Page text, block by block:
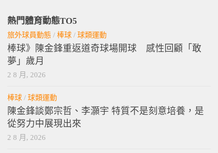
熱門體育動態TO5
旅外球員動態 / 棒球 / 球類運動
棒球》陳金鋒重返道奇球場開球 感性回顧「敢
夢」歲月
2 8 月, 2026
棒球 / 球類運動
陳金鋒談鄭宗哲、李灝宇 特質不是刻意培養，是
從努力中展現出來
2 8 月, 2026